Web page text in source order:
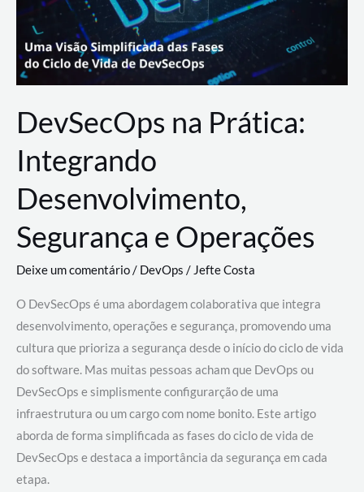
DevSecOps na Prática:
Integrando
Desenvolvimento,
Segurança e Operações
Deixe um comentário/ DevOps /Jefte Costa
O DevSecOps é uma abordagem colaborativa que integra
desenvolvimento, operações e segurança, promovendo uma
cultura que prioriza a segurança desde o início do ciclo de vida
do software. Mas muitas pessoas acham que DevOps ou
DevSecOps e simplismente configurarção de uma
infraestrutura ou um cargo com nome bonito. Este artigo
aborda de forma simplificada as fases do ciclo de vida de
DevSecOps e destaca a importância da segurança em cada
etapa.